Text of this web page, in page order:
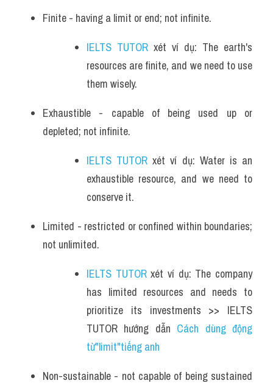
Finite - having a limit or end; not infinite.
IELTS TUTOR xét ví dụ: The earth's
resources are finite, and we need to use
them wisely.
Exhaustible - capable of being used up or
depleted; not infinite.
IELTS TUTOR xét ví dụ: Water is an
exhaustible resource, and we need to
conserve it.
Limited - restricted or confined within boundaries;
not unlimited.
IELTS TUTOR xét ví dụ: The company
has limited resources and needs to
prioritize its investments >> IELTS
TUTOR hướng dẫn Cách dùng động
từ"limit"tiếng anh
Non-sustainable - not capable of being sustained